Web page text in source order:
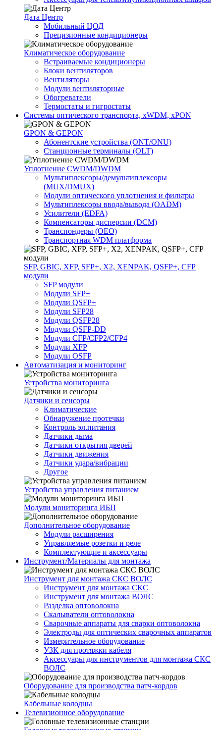
Дата Центр
Мобильный ЦОД
Прецизионные кондиционеры
Климатичeское оборудование
Встраиваемые кондиционеры
Блоки вентиляторов
Вентиляторы
Модули вентиляторные
Обогреватели
Термостаты и гигростаты
Системы оптического транспорта, xWDM, xPON
GPON & GEPON
Абонентские устройства (ONT/ONU)
Станционные терминалы (OLT)
Уплотнение CWDM/DWDM
Мультиплексоры/демультиплексоры
(MUX/DMUX)
Модули оптического уплотнения и фильтры
Мультиплексоры ввода/вывода (OADM)
Усилители (EDFA)
Компенсаторы дисперсии (DCM)
Транспондеры (OEO)
Транспортная WDM платформа
SFP, GBIC, XFP, SFP+, X2, XENPAK, QSFP+, CFP
модули
SFP модули
Модули SFP+
Модули QSFP+
Модули SFP28
Модули QSFP28
Модули QSFP-DD
Модули CFP/CFP2/CFP4
Модули XFP
Модули OSFP
Автоматизация и мониторинг
Устройства мониторинга
Датчики и сенсоры
Климатические
Обнаружение протечки
Контроль эл.питания
Датчики дыма
Датчики открытия дверей
Датчики движения
Датчики удара/вибрации
Другое
Устройства управления питанием
Модули мониторинга ИБП
Дополнительное оборудование
Модули расширения
Управляемые розетки и реле
Комплектующие и аксессуары
Инструмент/Материалы для монтажа
Инструмент для монтажа СКС ВОЛС
Инструмент для монтажа СКС
Инструмент для монтажа ВОЛС
Разделка оптоволокна
Скалыватели оптоволокна
Сварочные аппараты для сварки оптоволокна
Электроды для оптических сварочных аппаратов
Измерительное оборудование
УЗК для протяжки кабеля
Аксессуары для инструментов для монтажа СКС
ВОЛС
Оборудование для производства патч-кордов
Кабельные колодцы
Телевизионное оборудование